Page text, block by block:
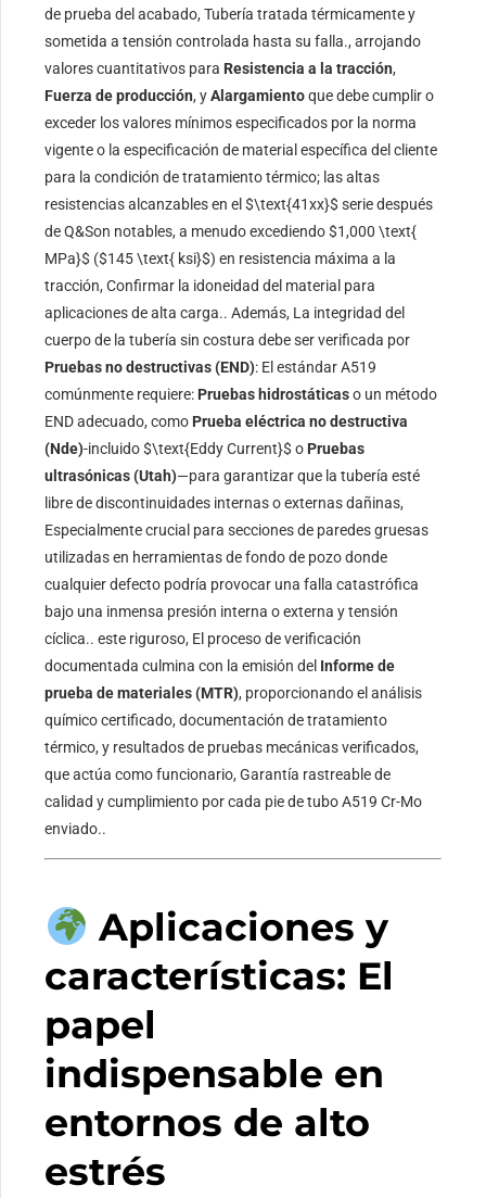
de prueba del acabado, Tubería tratada térmicamente y
sometida a tensión controlada hasta su falla., arrojando
valores cuantitativos para Resistencia a la tracción,
Fuerza de producción, yAlargamientoque debe cumplir o
exceder los valores mínimos especificados por la norma
vigente o la especificación de material específica del cliente
para la condición de tratamiento térmico; las altas
resistencias alcanzables en el$\text{41xx}$ serie después
de Q&Son notables, a menudo excediendo$1,000 \text{
MPa}$ ($145 \text{ ksi}$) en resistencia máxima a la
tracción, Confirmar la idoneidad del material para
aplicaciones de alta carga.. Además, La integridad del
cuerpo de la tubería sin costura debe ser verificada por
Pruebas no destructivas (END): El estándar A519
comúnmente requiere: Pruebas hidrostáticaso un método
END adecuado, como Prueba eléctrica no destructiva
(Nde)-incluido$\text{Eddy Current}$ o Pruebas
ultrasónicas (Utah)—para garantizar que la tubería esté
libre de discontinuidades internas o externas dañinas,
Especialmente crucial para secciones de paredes gruesas
utilizadas en herramientas de fondo de pozo donde
cualquier defecto podría provocar una falla catastrófica
bajo una inmensa presión interna o externa y tensión
cíclica.. este riguroso, El proceso de verificación
documentada culmina con la emisión del Informe de
prueba de materiales (MTR), proporcionando el análisis
químico certificado, documentación de tratamiento
térmico, y resultados de pruebas mecánicas verificados,
que actúa como funcionario, Garantía rastreable de
calidad y cumplimiento por cada pie de tubo A519 Cr-Mo
enviado..
Aplicaciones y
características: El
papel
indispensable en
entornos de alto
estrés